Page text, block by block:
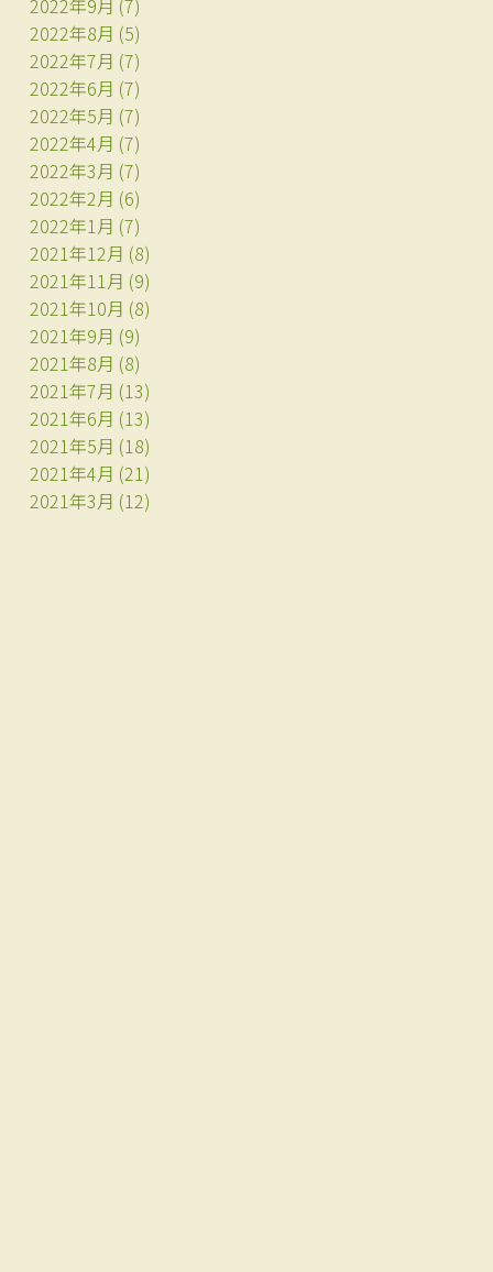
2022年9月 (7)
2022年8月 (5)
2022年7月 (7)
2022年6月 (7)
2022年5月 (7)
2022年4月 (7)
2022年3月 (7)
2022年2月 (6)
2022年1月 (7)
2021年12月 (8)
2021年11月 (9)
2021年10月 (8)
2021年9月 (9)
2021年8月 (8)
2021年7月 (13)
2021年6月 (13)
2021年5月 (18)
2021年4月 (21)
2021年3月 (12)